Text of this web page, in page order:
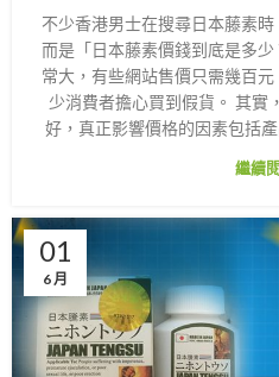
不少香港男士在搜尋日本藤素
而是「日本藤素價錢到底是多
常大，有些網站售價只需幾百
少消費者擔心買到假貨。 其實
好，真正影響價格的因素包括
繼續
01
6 月